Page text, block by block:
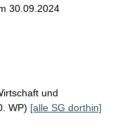
30.09.2024
und
WP) [alle SG dorthin]